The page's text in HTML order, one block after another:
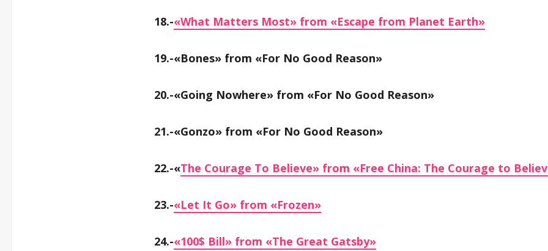
18.-«What Matters Most» from «Escape from Planet Earth»
19.-«Bones» from «For No Good Reason»
20.-«Going Nowhere» from «For No Good Reason»
21.-«Gonzo» from «For No Good Reason»
22.-«The Courage To Believe» from «Free China: The Courage to
23.-«Let It Go» from «Frozen»
24.-«100$ Bill» from «The Great Gatsby»